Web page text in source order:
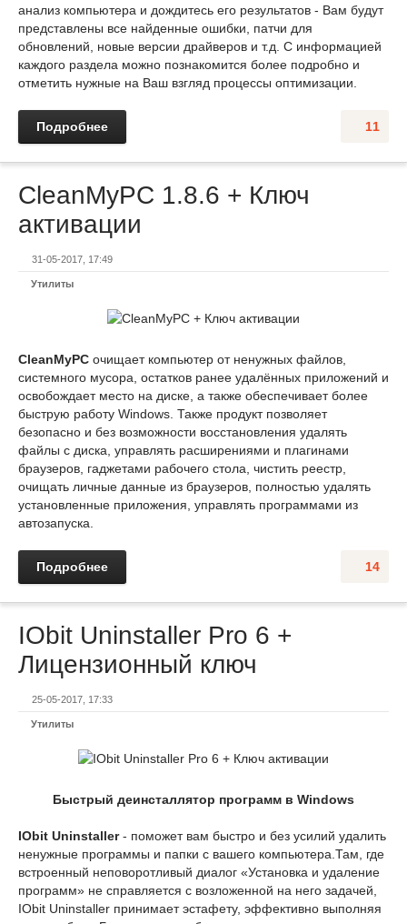
анализ компьютера и дождитесь его результатов - Вам будут
представлены все найденные ошибки, патчи для
обновлений, новые версии драйверов и т.д. С информацией
каждого раздела можно познакомится более подробно и
отметить нужные на Ваш взгляд процессы оптимизации.
11
Подробнее
CleanMyPC 1.8.6 + Ключ
активации
31-05-2017, 17:49
Утилиты
CleanMyPC очищает компьютер от ненужных файлов,
системного мусора, остатков ранее удалённых приложений и
освобождает место на диске, а также обеспечивает более
быструю работу Windows. Также продукт позволяет
безопасно и без возможности восстановления удалять
файлы с диска, управлять расширениями и плагинами
браузеров, гаджетами рабочего стола, чистить реестр,
очищать личные данные из браузеров, полностью удалять
установленные приложения, управлять программами из
автозапуска.
14
Подробнее
IObit Uninstaller Pro 6 +
Лицензионный ключ
25-05-2017, 17:33
Утилиты
Быстрый деинсталлятор программ в Windows
IObit Uninstaller- поможет вам быстро и без усилий удалить
ненужные программы и папки с вашего компьютера.Там, где
встроенный неповоротливый диалог «Установка и удаление
программ» не справляется с возложенной на него задачей,
IObit Uninstaller принимает эстафету, эффективно выполняя